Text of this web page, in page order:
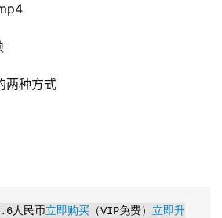
两种方式
人民币立即购买 （VIP免费） 立即升